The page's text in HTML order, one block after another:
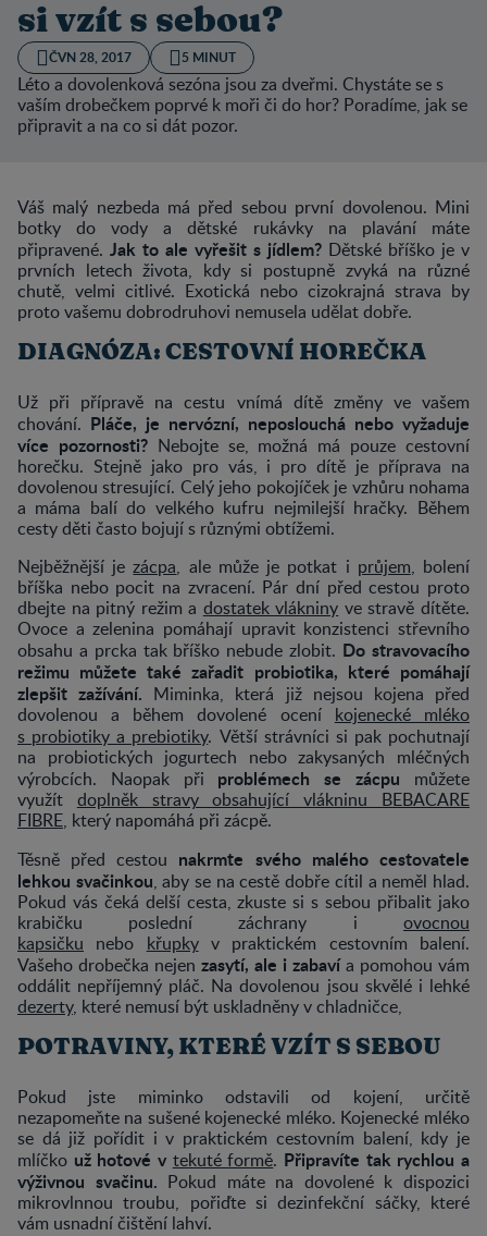
si vzít s sebou?
ČVN 28, 2017 5 MINUT
Léto a dovolenková sezóna jsou za dveřmi. Chystáte se s
vaším drobečkem poprvé k moři či do hor? Poradíme, jak se
připravit a na co si dát pozor.
Váš malý nezbeda má před sebou první dovolenou. Mini
botky do vody a dětské rukávky na plavání máte
připravené. Jak to ale vyřešit s jídlem?Dětské bříško je v
prvních letech života, kdy si postupně zvyká na různé
chutě, velmi citlivé. Exotická nebo cizokrajná strava by
proto vašemu dobrodruhovi nemusela udělat dobře.
DIAGNÓZA: CESTOVNÍ HOREČKA
Už při přípravě na cestu vnímá dítě změny ve vašem
chování. Pláče, je nervózní, neposlouchá nebo vyžaduje
více pozornosti?Nebojte se, možná má pouze cestovní
horečku. Stejně jako pro vás, i pro dítě je příprava na
dovolenou stresující. Celý jeho pokojíček je vzhůru nohama
a máma balí do velkého kufru nejmilejší hračky. Během
cesty děti často bojují s různými obtížemi.
Nejběžnější jezácpa, ale může je potkat i průjem, bolení
bříška nebo pocit na zvracení. Pár dní před cestou proto
dbejte na pitný režim a dostatek vlákniny ve stravě dítěte.
Ovoce a zelenina pomáhají upravit konzistenci střevního
obsahu a prcka tak bříško nebude zlobit. Do stravovacího
režimu můžete také zařadit probiotika, které pomáhají
zlepšit zažívání. Miminka, která již nejsou kojena před
dovolenou a během dovolené ocení kojenecké mléko
s probiotiky a prebiotiky. Větší strávníci si pak pochutnají
na probiotických jogurtech nebo zakysaných mléčných
výrobcích. Naopak při problémech se zácpu můžete
využít doplněk stravy obsahující vlákninu BEBACARE
FIBRE, který napomáhá při zácpě.
Těsně před cestou nakrmte svého malého cestovatele
lehkou svačinkou, aby se na cestě dobře cítil a neměl hlad.
Pokud vás čeká delší cesta, zkuste si s sebou přibalit jako
krabičku poslední záchrany i ovocnou
kapsičku nebo křupkyv praktickém cestovním balení.
Vašeho drobečka nejen zasytí, ale i zabavía pomohou vám
oddálit nepříjemný pláč. Na dovolenou jsou skvělé i lehké
dezerty, které nemusí být uskladněny v chladničce,
POTRAVINY, KTERÉ VZÍT S SEBOU
Pokud jste miminko odstavili od kojení, určitě
nezapomeňte na sušené kojenecké mléko. Kojenecké mléko
se dá již pořídit i v praktickém cestovním balení, kdy je
mlíčko už hotové v tekuté formě. Připravíte tak rychlou a
výživnou svačinu. Pokud máte na dovolené k dispozici
mikrovlnnou troubu, pořiďte si dezinfekční sáčky, které
vám usnadní čištění lahví.